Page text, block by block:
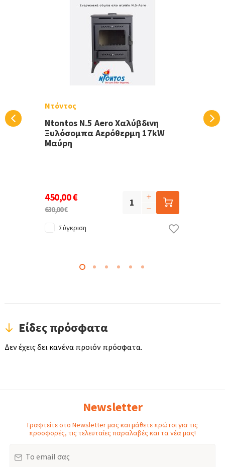
Ντόντος
Ntontos N.5 Aero Χαλύβδινη
Ξυλόσομπα Αερόθερμη 17kW
Μαύρη
450,00 €
630,00 €
Σύγκριση
Είδες πρόσφατα
Δεν έχεις δει κανένα προιόν πρόσφατα.
Newsletter
Γραφτείτε στο Newsletter μας και μάθετε πρώτοι για τις
προσφορές, τις τελευταίες παραλαβές και τα νέα μας!